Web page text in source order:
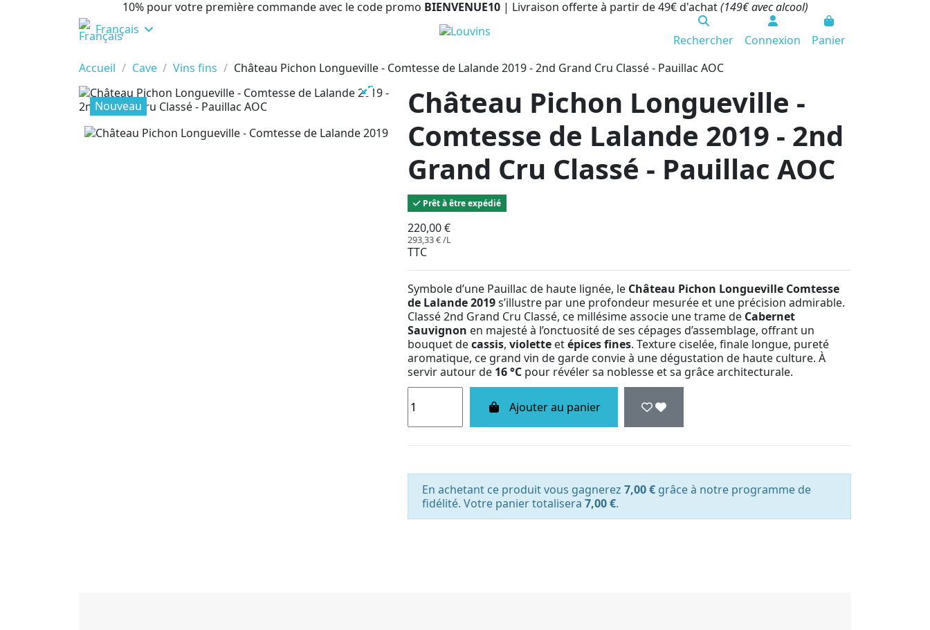
10% pour votre première commande avec le code promo BIENVENUE10 | Livraison offerte à partir de 49€ d'achat(149€ avec alcool)
Français
Rechercher Connexion
Panier
Accueil
Cave Vins fins Château Pichon Longueville - Comtesse de Lalande 2019 - 2nd Grand Cru Classé - Pauillac AOC
Nouveau
Château Pichon Longueville -
Comtesse de Lalande 2019 - 2nd
Grand Cru Classé - Pauillac AOC
Prêt à être expédié
220,00 €
293,33 € /L
TTC
Symbole d’une Pauillac de haute lignée, le Château Pichon Longueville Comtesse
de Lalande 2019s’illustre par une profondeur mesurée et une précision admirable.
Classé 2nd Grand Cru Classé, ce millésime associe une trame de Cabernet
Sauvignon en majesté à l’onctuosité de ses cépages d’assemblage, offrant un
bouquet decassis, violette etépices fines. Texture ciselée, finale longue, pureté
aromatique, ce grand vin de garde convie à une dégustation de haute culture. À
servir autour de 16 °C pour révéler sa noblesse et sa grâce architecturale.
Ajouter au panier
En achetant ce produit vous gagnerez 7,00 € grâce à notre programme de
fidélité. Votre panier totalisera 7,00 €.